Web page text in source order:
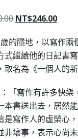
NT$246.00
的隱地，以寫作兩
式繼續他的日記書
取名為《一個人的
「寫作有許多快樂
本書送出去，居然
是寫作人的虛榮心
非壞事，表示心尚